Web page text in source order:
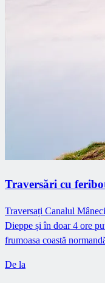
Traversări cu
Traversați Canalul
Dieppe și în doar 4 ore
frumoasa coastă
De la